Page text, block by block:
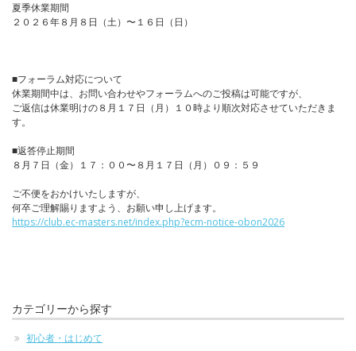
夏季休業期間
２０２６年８月８日（土）〜１６日（日）
■フォーラム対応について
休業期間中は、お問い合わせやフォーラムへのご投稿は可能ですが、
ご返信は休業明けの８月１７日（月）１０時より順次対応させていただきま
す。
■返答停止期間
８月７日（金）１７：００〜８月１７日（月）０９：５９
ご不便をおかけいたしますが、
何卒ご理解賜りますよう、お願い申し上げます。
https://club.ec-masters.net/index.php?ecm-notice-obon2026
カテゴリーから探す
初心者・はじめて